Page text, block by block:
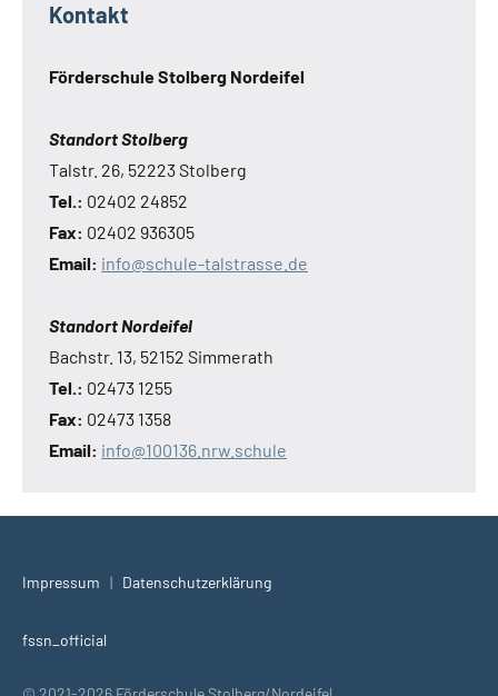
Kontakt
Förderschule Stolberg Nordeifel
Standort Stolberg
Talstr. 26, 52223 Stolberg
Tel.: 02402 24852
Fax: 02402 936305
Email: info@schule-talstrasse.de
Standort Nordeifel
Bachstr. 13, 52152 Simmerath
Tel.: 02473 1255
Fax: 02473 1358
Email: info@100136.nrw.schule
Impressum | Datenschutzerklärung
fssn_official